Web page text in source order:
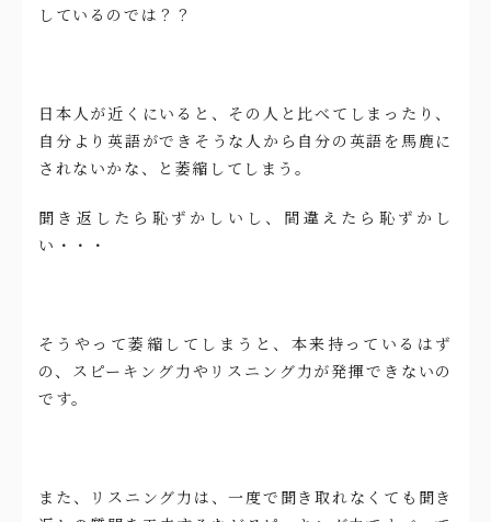
しているのでは？？
日本人が近くにいると、その人と比べてしまったり、
自分より英語ができそうな人から自分の英語を馬鹿に
されないかな、と萎縮してしまう。
聞き返したら恥ずかしいし、間違えたら恥ずかし
い・・・
そうやって萎縮してしまうと、本来持っているはず
の、スピーキング力やリスニング力が発揮できないの
です。
また、リスニング力は、一度で聞き取れなくても聞き